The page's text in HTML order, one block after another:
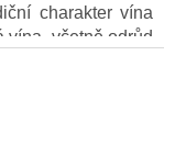
charakter vína
vína, včetně odrůd